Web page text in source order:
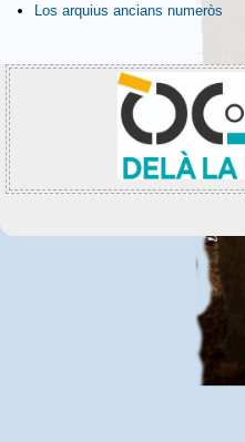
Los arquius ancians numeròs